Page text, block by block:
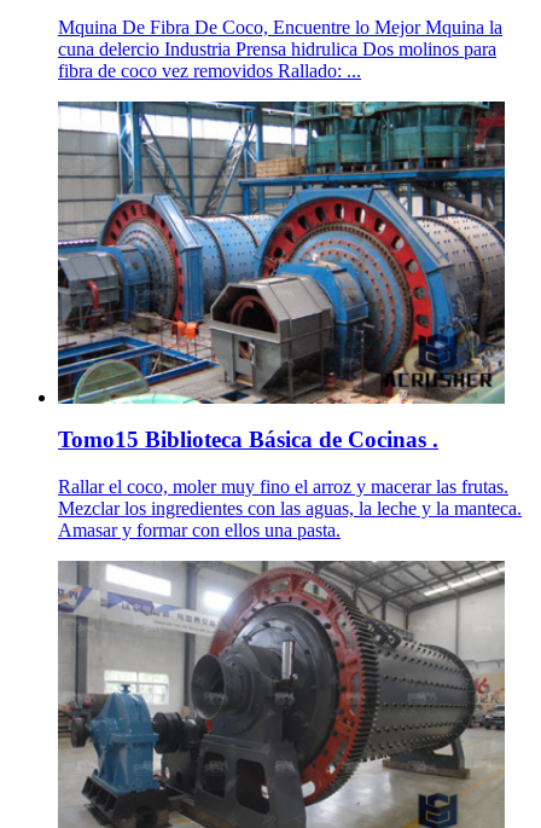
Mquina De Fibra De Coco, Encuentre lo Mejor Mquina la
cuna delercio Industria Prensa hidrulica Dos molinos para
fibra de coco vez removidos Rallado: ...
Tomo15 Biblioteca Básica de Cocinas .
Rallar el coco, moler muy fino el arroz y macerar las frutas.
Mezclar los ingredientes con las aguas, la leche y la manteca.
Amasar y formar con ellos una pasta.